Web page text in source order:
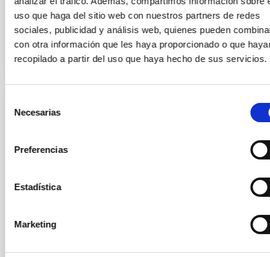
uso que haga del sitio web con nuestros partners de redes
sociales, publicidad y análisis web, quienes pueden
con otra información que les haya proporcionado o que
recopilado a partir del uso que haya hecho de sus servicios.
Necesarias
Preferencias
Estadística
Marketing
Fecha de publicación 15/06/2026 - 18:57:49
NOTA DE PRENSA
recibe el XV Premio Institucional a la
Astrofísica de Canarias (IAC) Artemio Herrero Davó
Investigación en la categoría general, un